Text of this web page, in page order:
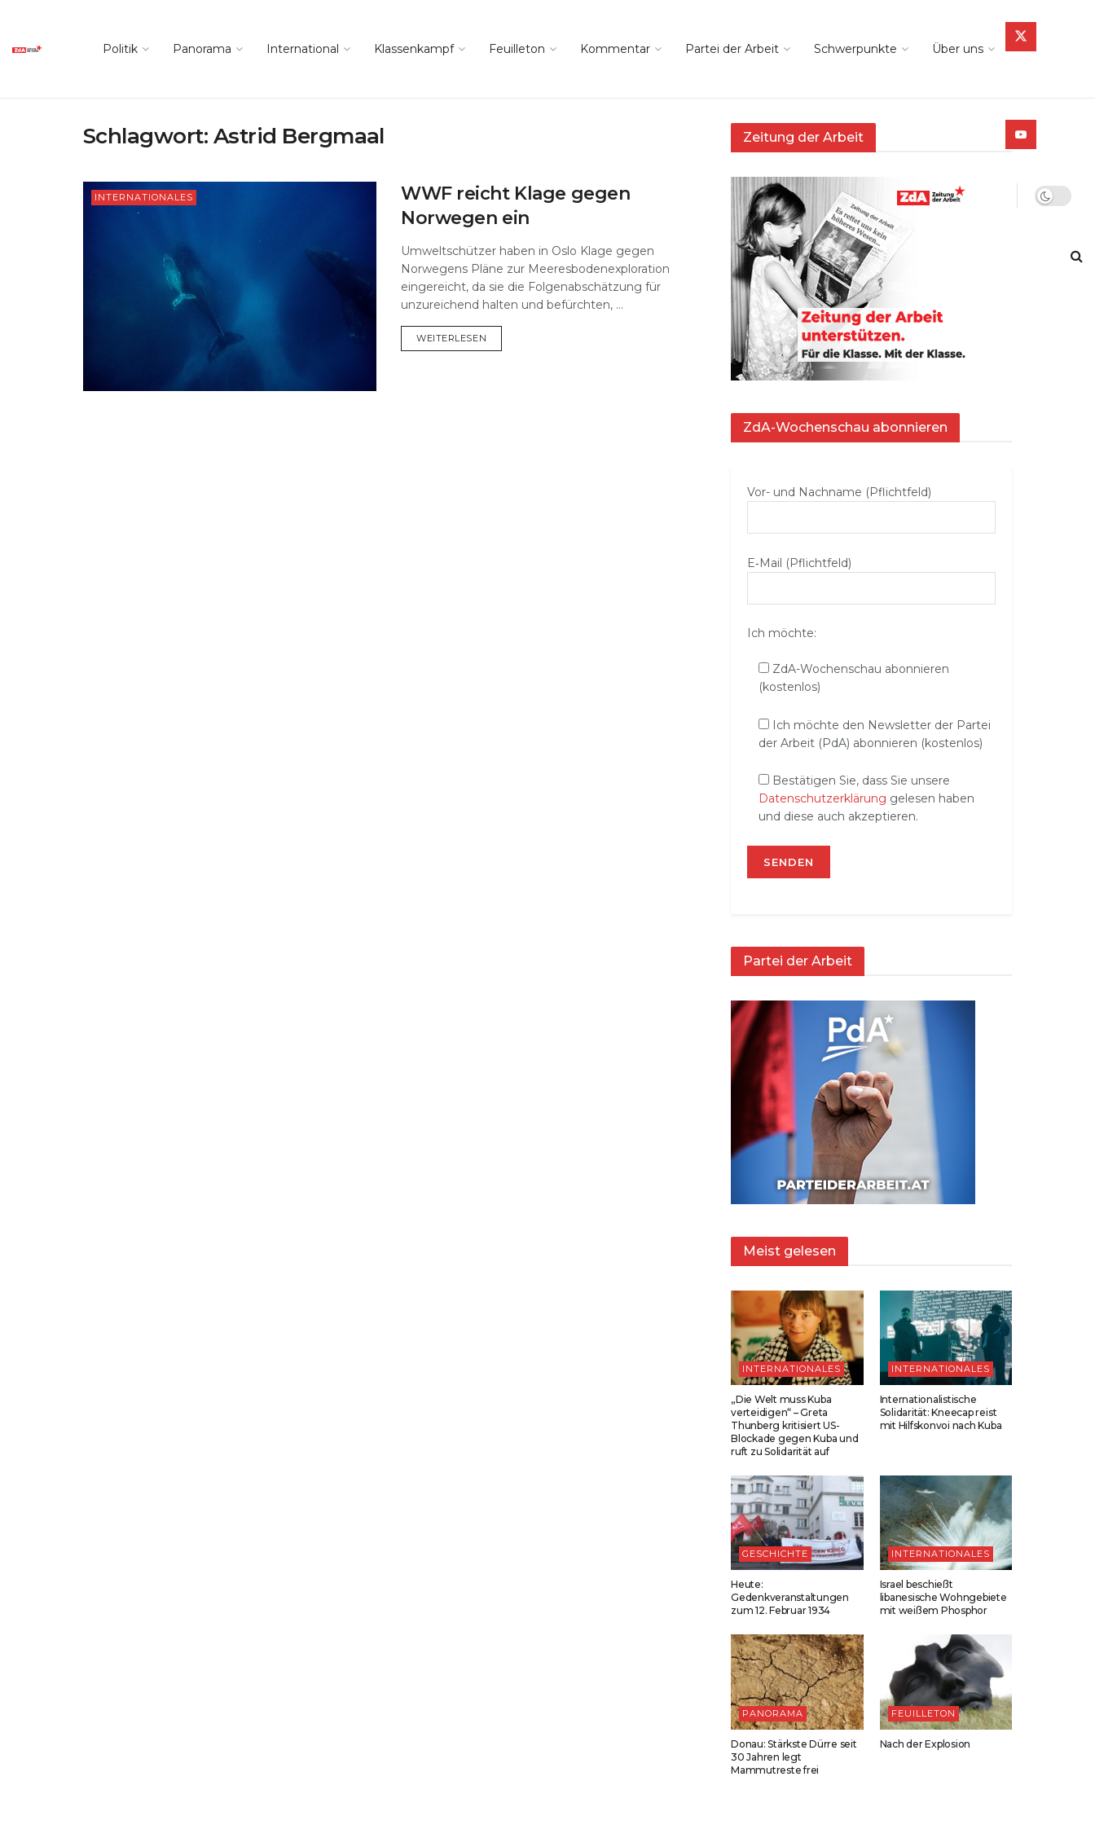
Politik Panorama International Klassenkampf Feuilleton Kommentar Partei der Arbeit Schwerpunkte Über uns
Schlagwort: Astrid Bergmaal
INTERNATIONALES
WWF reicht Klage gegen
Norwegen ein
Umweltschützer haben in Oslo Klage gegen
Norwegens Pläne zur Meeresbodenexploration
eingereicht, da sie die Folgenabschätzung für
unzureichend halten und befürchten, ...
WEITERLESEN
Zeitung der Arbeit
ZdA-Wochenschau abonnieren
Vor- und Nachname (Pflichtfeld)
E‑Mail (Pflichtfeld)
Ich möchte:
ZdA-Wochenschau abonnieren
(kostenlos)
Ich möchte den Newsletter der Partei
der Arbeit (PdA) abonnieren (kostenlos)
Bestätigen Sie, dass Sie unsere
Datenschutzerklärung gelesen haben
und diese auch akzeptieren.
Partei der Arbeit
Meist gelesen
INTERNATIONALES
„Die Welt muss Kuba
verteidigen“ – Greta
Thunberg kritisiert US-
Blockade gegen Kuba und
ruft zu Solidarität auf
INTERNATIONALES
Internationalistische
Solidarität: Kneecap reist
mit Hilfskonvoi nach Kuba
GESCHICHTE
Heute:
Gedenkveranstaltungen
zum 12. Februar 1934
INTERNATIONALES
Israel beschießt
libanesische Wohngebiete
mit weißem Phosphor
PANORAMA
Donau: Stärkste Dürre seit
30 Jahren legt
Mammutreste frei
FEUILLETON
Nach der Explosion